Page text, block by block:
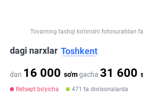
Tovarning tashqi ko‘rinishi fotosuratdan
dagi narxlar Toshkent
dan 16 000 so'mgacha 31 600
Retsept bo'yicha 471 ta dorixonalarda